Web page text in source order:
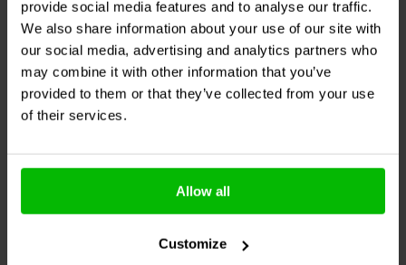
provide social media features and to analyse our traffic.
We also share information about your use of our site with
our social media, advertising and analytics partners who
may combine it with other information that you’ve
provided to them or that they’ve collected from your use
of their services.
Allow all
Customize
Ja, hij kan worden gebruikt in autoradiosystemen met een goede
crossover (2,5 kHz of hoger) en stevige montage. Dankzij de
impedantie van 4 ohm is hij compatibel met de meeste
autoversterkers en head-units.
Peerless productiecode: T04-1E0010017
1" | 4 Ω
Peerless by Tymphany
Tweeter With Waveguide
klantbeoordelingen
1" | 4 Ω
Tweeter
klantbeoordelingen
10+ Op voorraad